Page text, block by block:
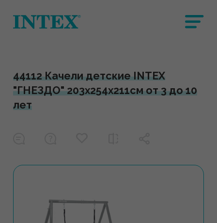
44112 Качели детские INTEX
"ГНЕЗДО" 203х254х211см от 3 до 10
лет